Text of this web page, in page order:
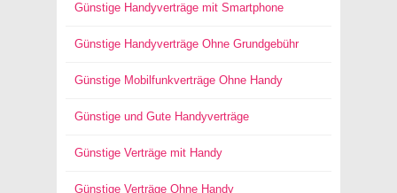
Günstige Handyverträge mit Smartphone
Günstige Handyverträge Ohne Grundgebühr
Günstige Mobilfunkverträge Ohne Handy
Günstige und Gute Handyverträge
Günstige Verträge mit Handy
Günstige Verträge Ohne Handy